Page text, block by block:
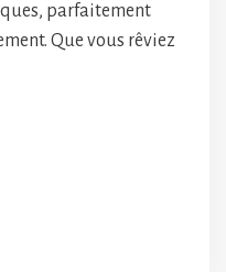
parfaitement
Que vous rêviez